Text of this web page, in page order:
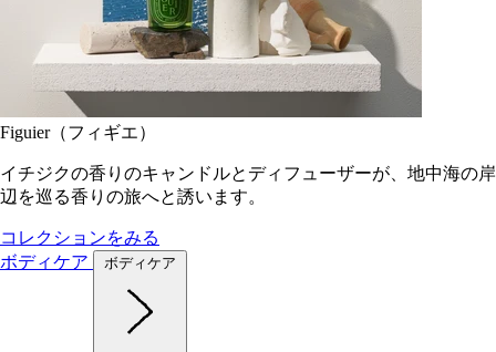
Figuier（フィギエ）
イチジクの香りのキャンドルとディフューザーが、地中海の岸
辺を巡る香りの旅へと誘います。
コレクションをみる
ボディケア
ボディケア